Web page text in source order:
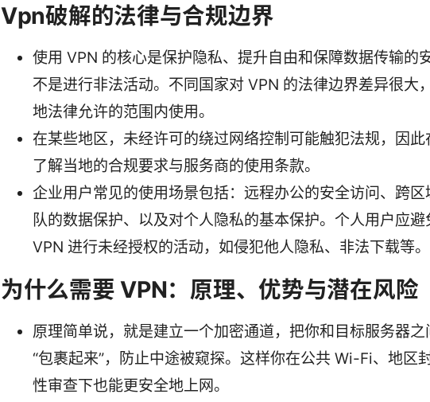
Vpn破解的法律与合规边界
使用 VPN 的核心是保护隐私、提升自由和保障数据传输的
不是进行非法活动。不同国家对 VPN 的法律边界差异很大
地法律允许的范围内使用。
在某些地区，未经许可的绕过网络控制可能触犯法规，因此
了解当地的合规要求与服务商的使用条款。
企业用户常见的使用场景包括：远程办公的安全访问、跨区
队的数据保护、以及对个人隐私的基本保护。个人用户应避
VPN 进行未经授权的活动，如侵犯他人隐私、非法下载等。
为什么需要 VPN：原理、优势与潜在风险
原理简单说，就是建立一个加密通道，把你和目标服务器之
“包裹起来”，防止中途被窥探。这样你在公共 Wi-Fi、地区
性审查下也能更安全地上网。